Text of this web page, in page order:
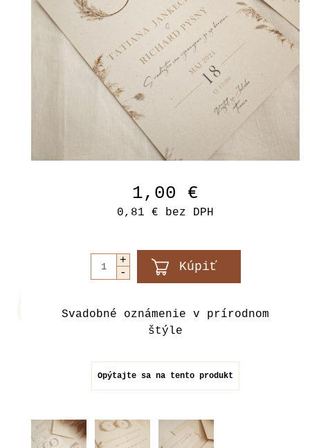
1,00 €
0,81 € bez DPH
Svadobné oznámenie v prírodnom
štýle
Opýtajte sa na tento produkt